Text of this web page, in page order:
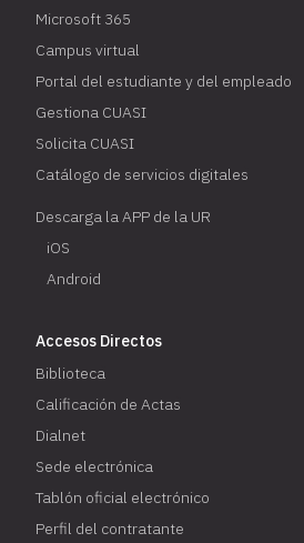
Microsoft 365
Campus virtual
Portal del estudiante y del empleado
Gestiona CUASI
Solicita CUASI
Catálogo de servicios digitales
Descarga la APP de la UR
iOS
Android
Accesos Directos
Biblioteca
Calificación de Actas
Dialnet
Sede electrónica
Tablón oficial electrónico
Perfil del contratante